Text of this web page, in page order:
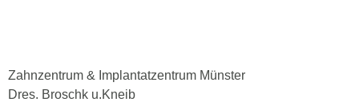
Zahnzentrum & Implantatzentrum Münster
Dres. Broschk u.Kneib